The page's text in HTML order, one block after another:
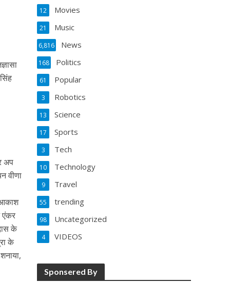
अप
वीणा
आकाश
एंकर
के
के
Movies
12
Music
21
News
6,816
Politics
168
Popular
61
Robotics
3
Science
13
Sports
17
Tech
3
Technology
10
Travel
9
trending
55
Uncategorized
98
VIDEOS
4
Sponsered By